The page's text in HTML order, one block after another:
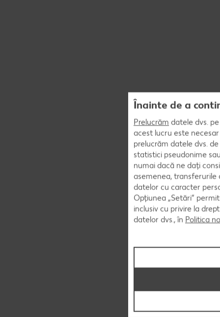
Înainte de a
Prelucrăm datele dvs.
acest lucru este
prelucrăm datele dvs.
statistici pseudonime
numai dacă ne dați
asemenea,
datelor cu caracter
Opțiunea „Setări”
inclusiv cu privire la
datelor dvs., în Politica